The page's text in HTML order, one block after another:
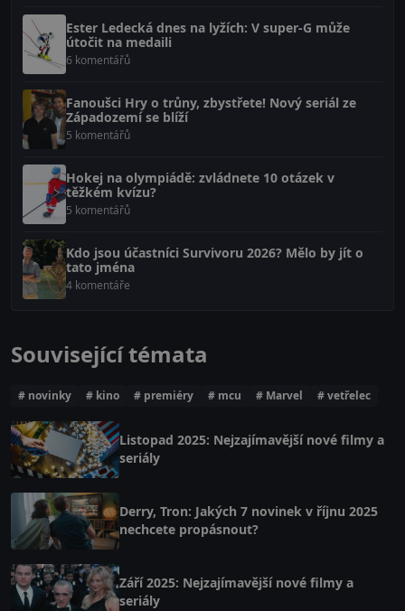
Ester Ledecká dnes na lyžích: V super-G může
útočit na medaili
6 komentářů
Fanoušci Hry o trůny, zbystřete! Nový seriál ze
Západozemí se blíží
5 komentářů
Hokej na olympiádě: zvládnete 10 otázek v
těžkém kvízu?
5 komentářů
Kdo jsou účastníci Survivoru 2026? Mělo by jít o
tato jména
4 komentáře
Související témata
# novinky # kino # premiéry # mcu # Marvel # vetřelec
Listopad 2025: Nejzajímavější nové filmy a
seriály
Derry, Tron: Jakých 7 novinek v říjnu 2025
nechcete propásnout?
Září 2025: Nejzajímavější nové filmy a
seriály